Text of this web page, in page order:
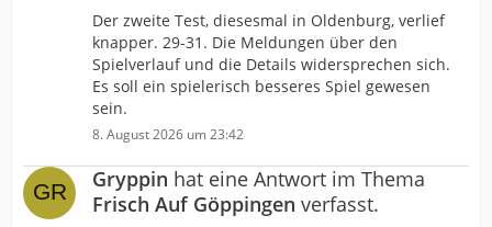
Der zweite Test, diesesmal in Oldenburg, verlief
knapper. 29-31. Die Meldungen über den
Spielverlauf und die Details widersprechen sich.
Es soll ein spielerisch besseres Spiel gewesen
sein.
8. August 2026 um 23:42
Gryppin hat eine Antwort im Thema
Frisch Auf Göppingen verfasst.